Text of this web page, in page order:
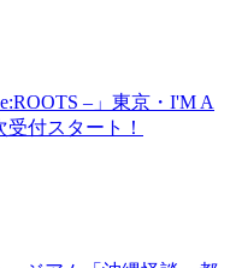
–」東京・I'M A
付スタート！